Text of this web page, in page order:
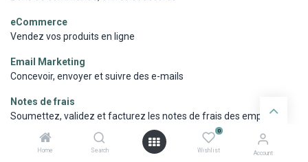
Home Search
0
Wishlist Account
eCommerce
Vendez vos produits en ligne
Email Marketing
Concevoir, envoyer et suivre des e-mails
Notes de frais
Soumettez, validez et facturez les notes de frais des employés
Studio
Créez et customisez vos applications Odoo